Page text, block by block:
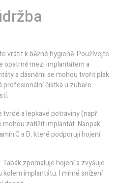
vrátit k běžné hygieně. Používejte
opatrně mezi implantátem a
a dásněmi se mohou tvořit plak
profesionální čistka u zubaře
a lepkavé potraviny (např.
zatížit implantát. Naopak
C a D, které podporují hojení
zpomaluje hojení a zvyšuje
implantátu. I mírné snížení